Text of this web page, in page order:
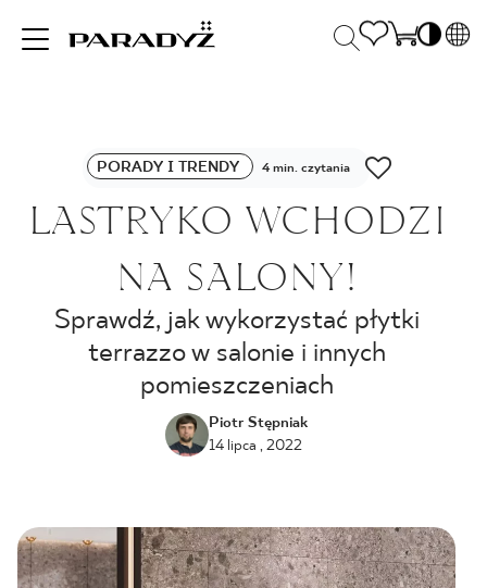
INSPIRACJE
PRODUKTY
KOLEKCJE
DLA BIZNESU
BLOG
PORADY I TRENDY 4 min. czytania
LASTRYKO WCHODZI
NA SALONY!
Sprawdź, jak wykorzystać płytki
terrazzo w salonie i innych
pomieszczeniach
Piotr Stępniak
14 lipca , 2022